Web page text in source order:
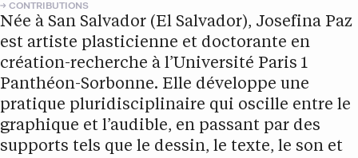
CONTRIBUTIONS
Née à San Salvador (El Salvador), Josefina Paz
est artiste plasticienne et doctorante en
création-recherche à l’Université Paris 1
Panthéon-Sorbonne. Elle développe une
pratique pluridisciplinaire qui oscille entre le
graphique et l’audible, en passant par des
supports tels que le dessin, le texte, le son et